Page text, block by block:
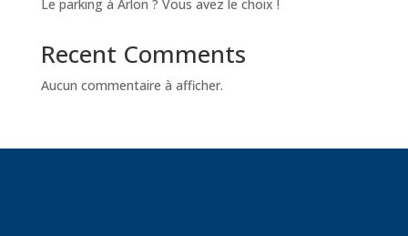
Le parking à Arlon ? Vous avez le choix !
Recent Comments
Aucun commentaire à afficher.